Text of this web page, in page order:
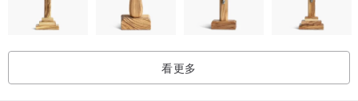
這盞夜燈記錄的，
不是某一個重要時刻，
而是一家人曾經一起站在那裡的樣子。
看更多